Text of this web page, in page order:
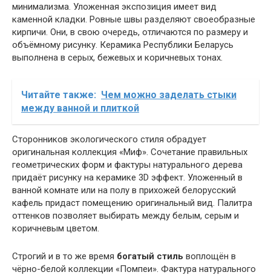
минимализма. Уложенная экспозиция имеет вид
каменной кладки. Ровные швы разделяют своеобразные
кирпичи. Они, в свою очередь, отличаются по размеру и
объёмному рисунку. Керамика Республики Беларусь
выполнена в серых, бежевых и коричневых тонах.
Читайте также: Чем можно заделать стыки
между ванной и плиткой
Сторонников экологического стиля обрадует
оригинальная коллекция «Миф». Сочетание правильных
геометрических форм и фактуры натурального дерева
придаёт рисунку на керамике 3D эффект. Уложенный в
ванной комнате или на полу в прихожей белорусский
кафель придаст помещению оригинальный вид. Палитра
оттенков позволяет выбирать между белым, серым и
коричневым цветом.
Строгий и в то же время богатый стиль воплощён в
чёрно-белой коллекции «Помпеи». Фактура натурального